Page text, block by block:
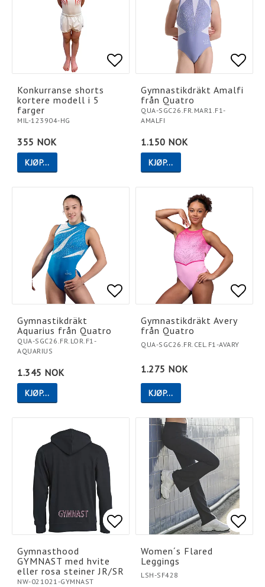
Add to list of favorites
Add to list of favorites
Konkurranse shorts
kortere modell i 5
farger
MIL-123904-HG
355 NOK
KJØP…
Add
Add
Gymnastikdräkt Amalfi
från Quatro
QUA-SGC26.FR.MAR1.F1-
AMALFI
1.150 NOK
KJØP…
Add to list of favorites
Add to list of favorites
Gymnastikdräkt
Aquarius från Quatro
QUA-SGC26.FR.LOR.F1-
AQUARIUS
1.345 NOK
KJØP…
Add
Add
Gymnastikdräkt Avery
från Quatro
QUA-SGC26.FR.CEL.F1-AVARY
1.275 NOK
KJØP…
Add to list of favorites
Add to list of favorites
Gymnasthood
GYMNAST med hvite
eller rosa steiner JR/SR
NW-021021-GYMNAST
Women´s Flared
Leggings
LSH-SF428